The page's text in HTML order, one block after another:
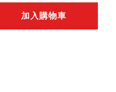
加入購物車